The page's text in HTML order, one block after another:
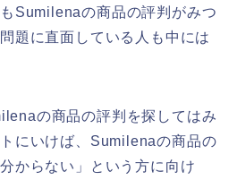
Sumilenaの商品の評判がみつ
題に直面している人も中には
の商品の評判を探してはみ
にいけば、Sumilenaの商品の
からない」という方に向け